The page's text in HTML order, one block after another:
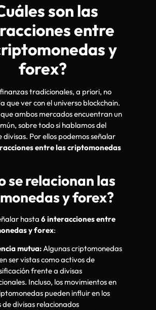
son las
entre
y
forex?
tradicionales, a priori, no
que ver con el universo blockchain.
ambos mercados encuentran un
sobre todo si hablamos del
divisas. Por ellos podemos señalar
entre las criptomonedas
se relacionan las
y forex?
hasta 6 interacciones entre
y forex:
mutua:Algunas criptomonedas
ser vistas como activos de
frente a divisas
Incluso, los movimientos en
pueden influir en los
de divisas relacionados